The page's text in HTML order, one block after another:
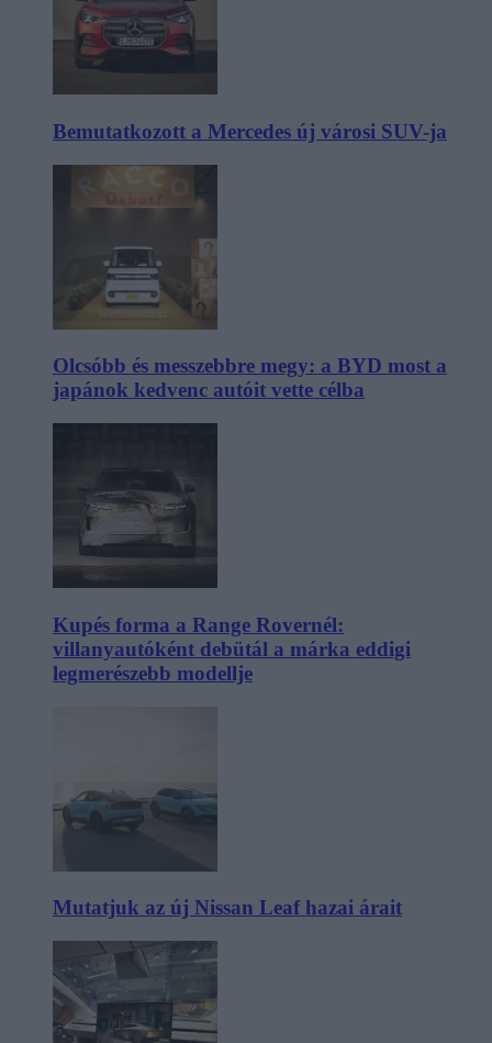
Bemutatkozott a Mercedes új városi SUV-ja
Olcsóbb és messzebbre megy: a BYD most a
japánok kedvenc autóit vette célba
Kupés forma a Range Rovernél:
villanyautóként debütál a márka eddigi
legmerészebb modellje
Mutatjuk az új Nissan Leaf hazai árait